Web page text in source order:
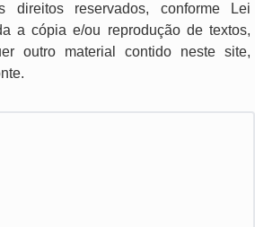
direitos reservados, conforme Lei
a cópia e/ou reprodução de textos,
outro material contido neste site,